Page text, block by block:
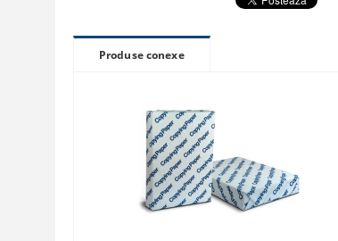
Produse conexe